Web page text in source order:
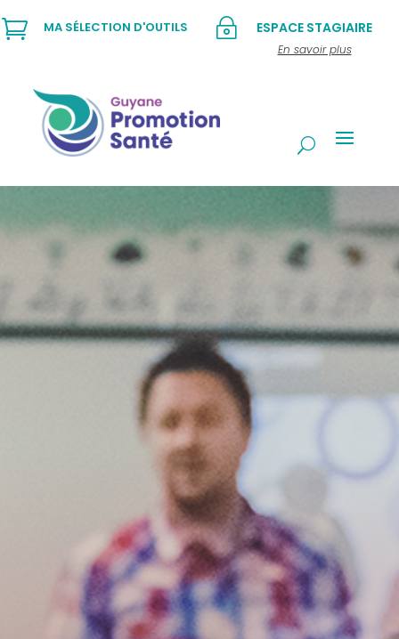
~ ESPACE STAGIAIRE
En savoir plus
 MA SÉLECTION D'OUTILS